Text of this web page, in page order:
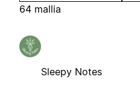
64 mallia
Sleepy Notes